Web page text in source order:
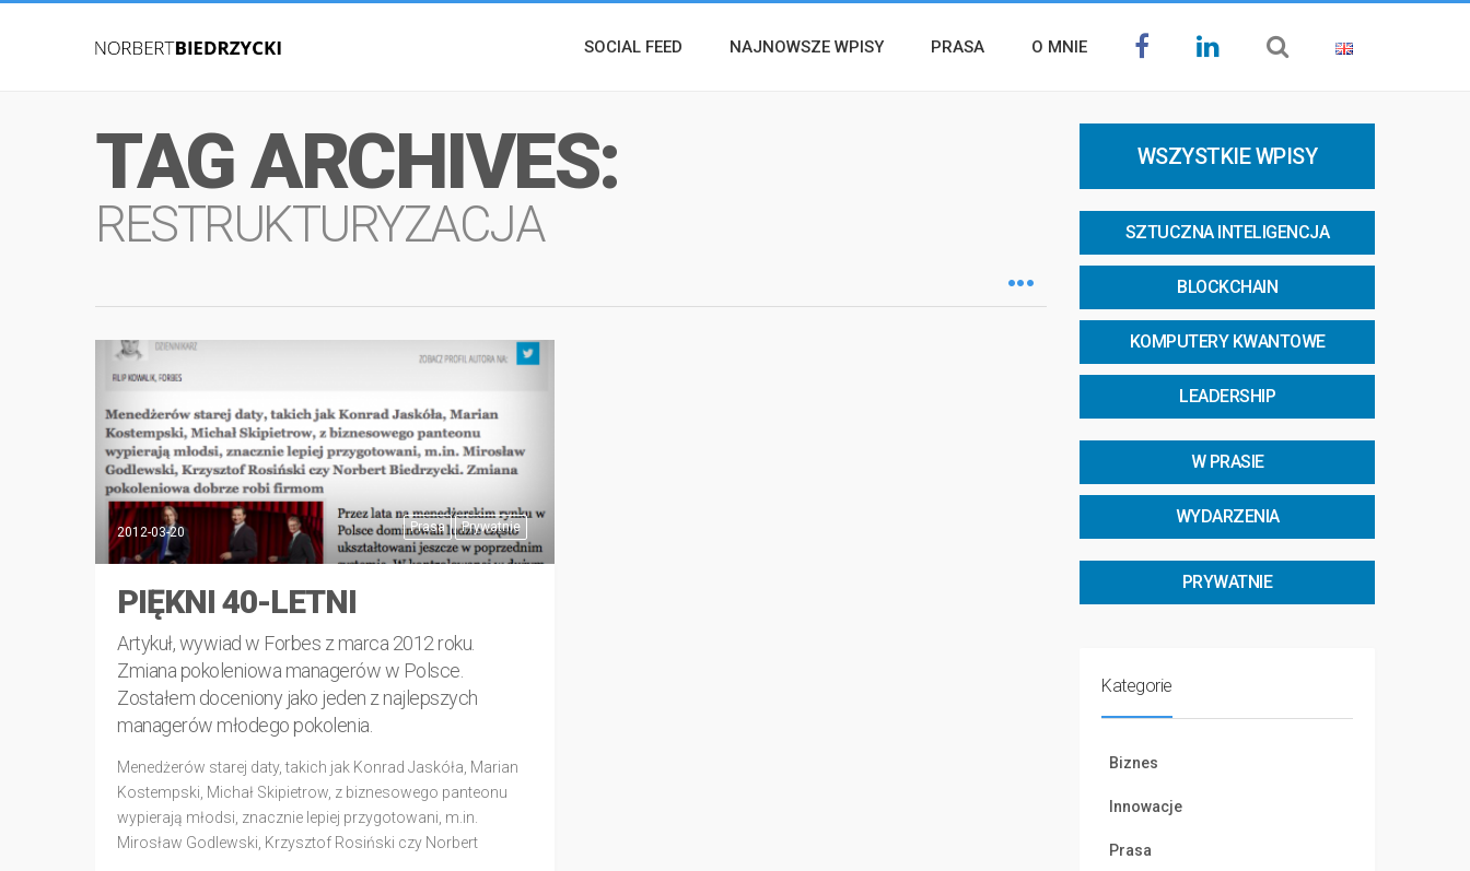
SOCIAL FEED NAJNOWSZE WPISY PRASA O MNIE
TAG ARCHIVES:
RESTRUKTURYZACJA
Prasa Prywatnie
2012-03-20
PIĘKNI 40-LETNI
Artykuł, wywiad w Forbes z marca 2012 roku.
Zmiana pokoleniowa managerów w Polsce.
Zostałem doceniony jako jeden z najlepszych
managerów młodego pokolenia.
Menedżerów starej daty, takich jak Konrad Jaskóła, Marian
Kostempski, Michał Skipietrow, z biznesowego panteonu
wypierają młodsi, znacznie lepiej przygotowani, m.in.
Mirosław Godlewski, Krzysztof Rosiński czy Norbert
WSZYSTKIE WPISY
SZTUCZNA INTELIGENCJA
BLOCKCHAIN
KOMPUTERY KWANTOWE
LEADERSHIP
W PRASIE
WYDARZENIA
PRYWATNIE
Kategorie
Biznes
Innowacje
Prasa